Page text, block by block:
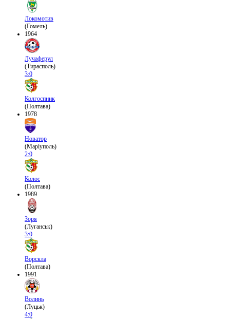
Локомотив
(Гомель)
1964
Лучаферул
(Тирасполь)
3:0
Колгоспник
(Полтава)
1978
Новатор
(Маріуполь)
2:0
Колос
(Полтава)
1989
Зоря
(Луганськ)
3:0
Ворскла
(Полтава)
1991
Волинь
(Луцьк)
4:0